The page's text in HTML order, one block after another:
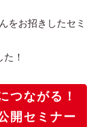
をお招きしたセミ
！
ながる！
開セミナー